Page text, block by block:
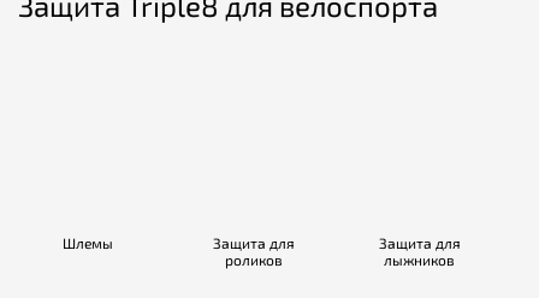
Шлемы
Защита для
роликов
Защита для
лыжников